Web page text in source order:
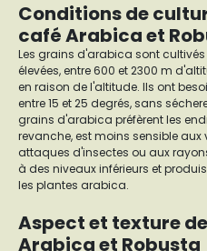
Conditions de
café Arabica et
Les grains d'arabica sont
élevées, entre 600 et 2300 m
en raison de l'altitude. Ils ont
entre 15 et 25 degrés, sans
grains d'arabica préfèrent les
revanche, est moins sensible
attaques d'insectes ou aux
à des niveaux inférieurs et
les plantes arabica.
Aspect et texture
Arabica et Robusta